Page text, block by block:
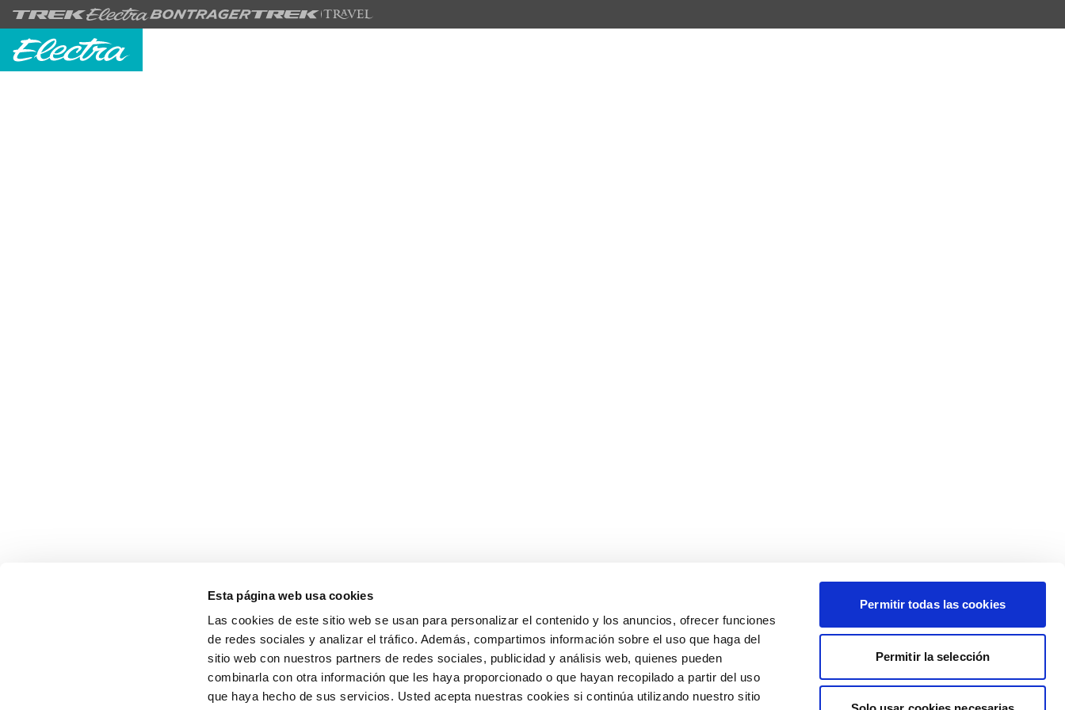
Esta página web usa cookies
Las cookies de este sitio web se usan para personalizar el contenido y los anuncios, ofrecer funciones
de redes sociales y analizar el tráfico. Además, compartimos información sobre el uso que haga del
sitio web con nuestros partners de redes sociales, publicidad y análisis web, quienes pueden
combinarla con otra información que les haya proporcionado o que hayan recopilado a partir del uso
que haya hecho de sus servicios. Usted acepta nuestras cookies si continúa utilizando nuestro sitio
Permitir todas las cookies
Permitir la selección